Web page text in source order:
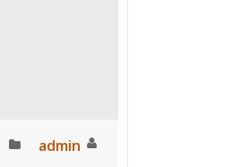
admin